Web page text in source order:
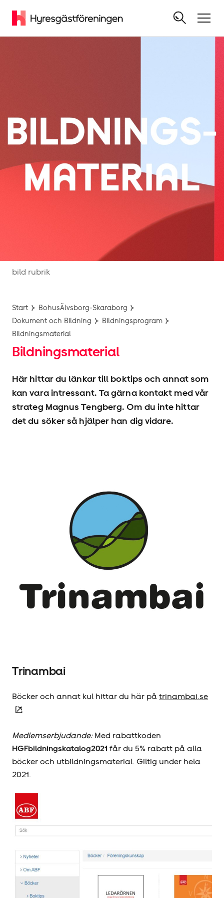
bild rubrik
Start
BohusÄlvsborg-Skaraborg
Dokument och Bildning
Bildningsprogram
Bildningsmaterial
Bildningsmaterial
Här hittar du länkar till boktips och annat som
kan vara intressant. Ta gärna kontakt med vår
strateg Magnus Tengberg. Om du inte hittar
det du söker så hjälper han dig vidare.
Trinambai
Böcker och annat kul hittar du här påtrinambai.se
Medlemserbjudande:Med rabattkoden
HGFbildningskatalog2021 får du 5% rabatt på alla
böcker och utbildningsmaterial. Giltig under hela
2021.